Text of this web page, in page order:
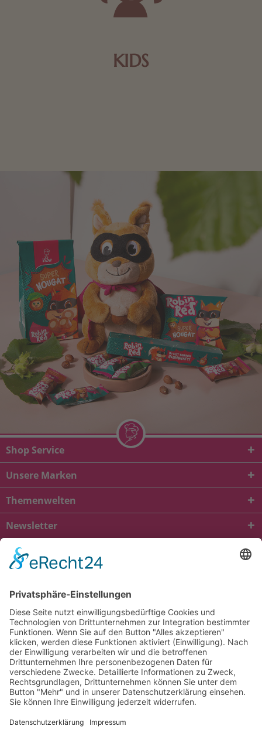
KIDS
Shop Service
Unsere Marken
Themenwelten
Newsletter
* Alle Preise inkl. gesetzl. Mehrwertsteuer zzgl.
und ggf.
Nachnahmegebühren, wenn nicht anders beschrieben
viba.de
4.90von5.00bei1685
Kontakt Versandkosten und Lieferung
Zahlungsarten
FAQ – Häufig gestellte Fragen
Mein Konto
Allgemeine Geschäftsbedingungen
Datenschutz
Impressum
Barrierefreiheit
Cookie-Einstellungen
Widerrufsbelehrung
Vertrag widerrufen